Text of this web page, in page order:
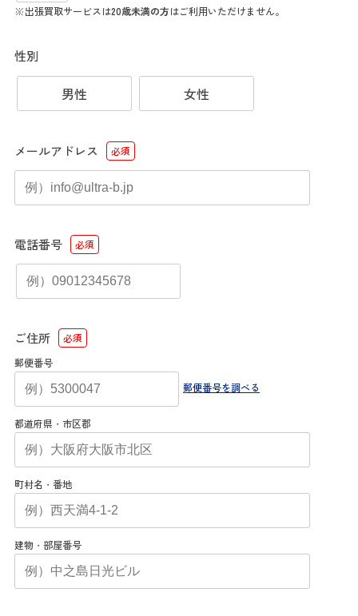
※出張買取サービスは20歳未満の方はご利用いただけません。
性別
男性 女性
必須
メールアドレス
必須
電話番号
必須
ご住所
郵便番号
郵便番号を調べる
都道府県・市区郡
町村名・番地
建物・部屋番号